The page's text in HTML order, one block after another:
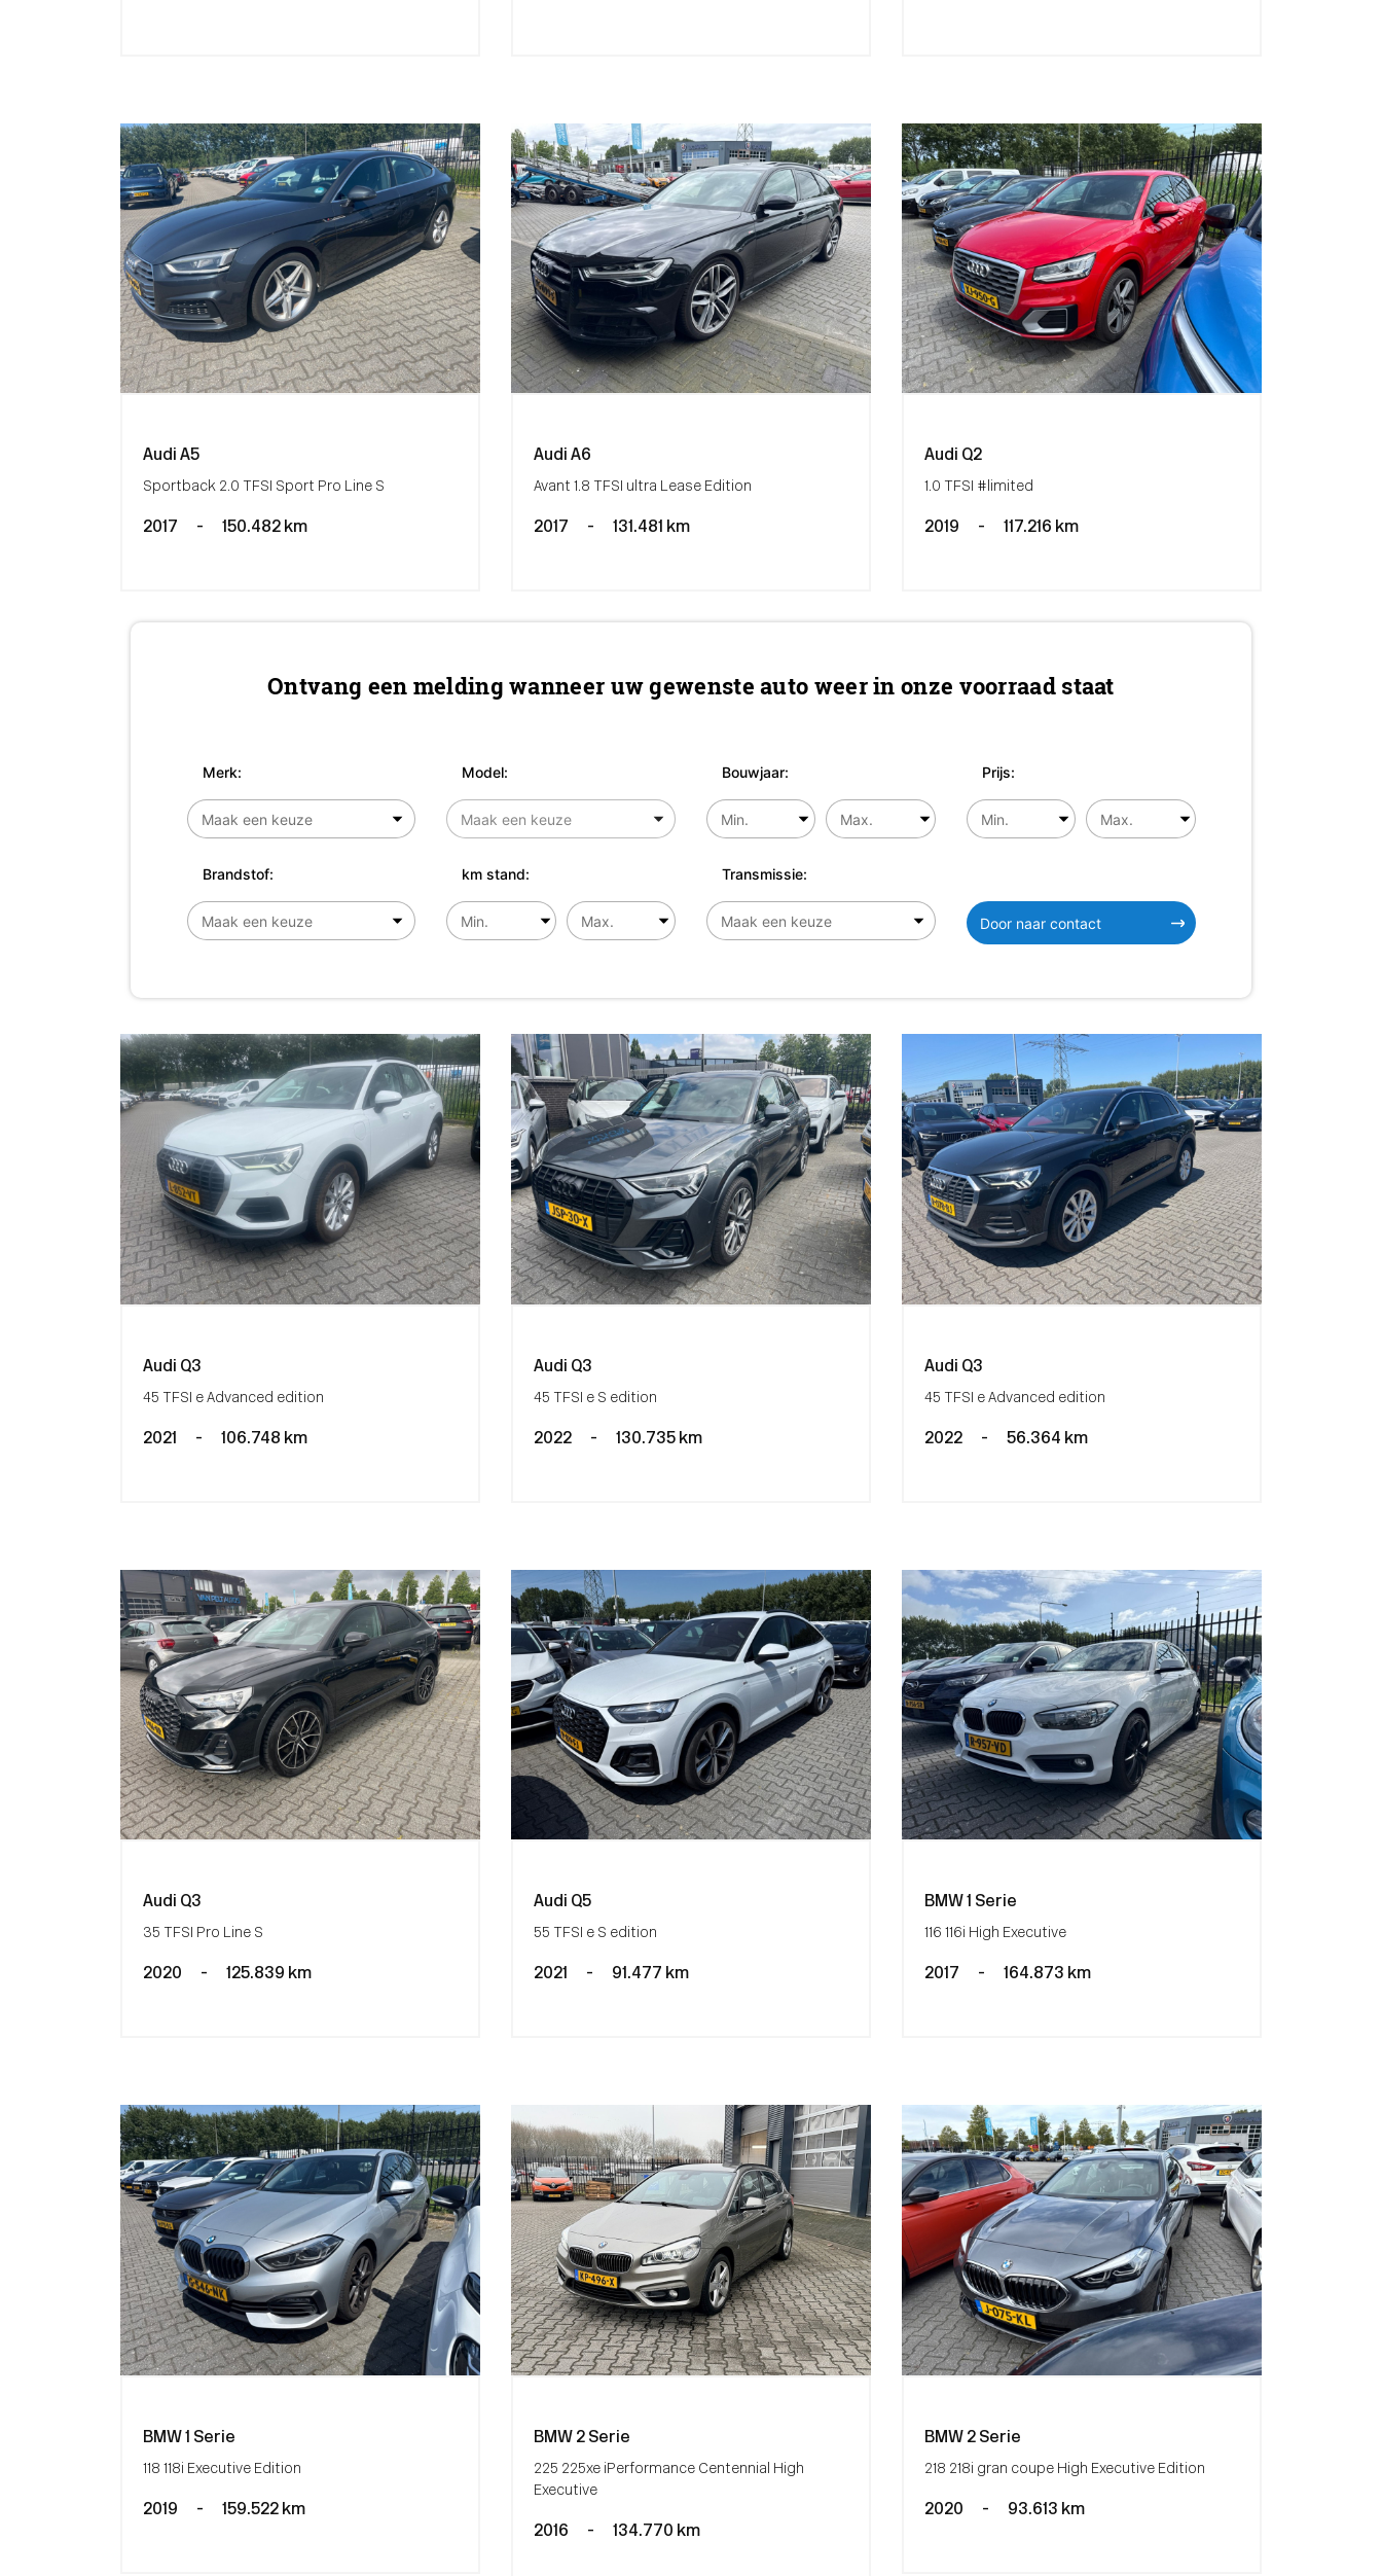
Audi A5
Sportback 2.0 TFSI Sport Pro Line S
2017 - 150.482 km
Audi A6
Avant 1.8 TFSI ultra Lease Edition
2017 - 131.481 km
Audi Q2
1.0 TFSI #limited
2019 - 117.216 km
Ontvang een melding wanneer uw gewenste auto weer in onze voorraad staat
Merk: Model: Bouwjaar: Prijs:
Brandstof: km stand: Transmissie:
Door naar contact
Audi Q3
45 TFSI e Advanced edition
2021 - 106.748 km
Audi Q3
45 TFSI e S edition
2022 - 130.735 km
Audi Q3
45 TFSI e Advanced edition
2022 - 56.364 km
Audi Q3
35 TFSI Pro Line S
2020 - 125.839 km
Audi Q5
55 TFSI e S edition
2021 - 91.477 km
BMW 1 Serie
116 116i High Executive
2017 - 164.873 km
BMW 1 Serie
118 118i Executive Edition
2019 - 159.522 km
BMW 2 Serie
225 225xe iPerformance Centennial High
Executive
2016 - 134.770 km
BMW 2 Serie
218 218i gran coupe High Executive Edition
2020 - 93.613 km